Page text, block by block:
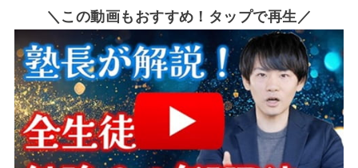
＼この動画もおすすめ！タップで再生／